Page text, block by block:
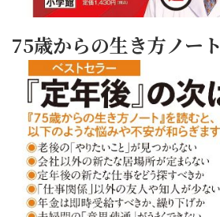
75歳からの生き方ノート